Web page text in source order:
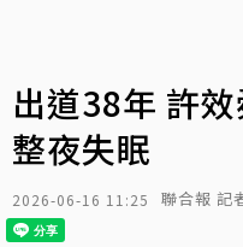
出道38年 許
整夜失眠
2026-06-16 11:25 聯合報 記